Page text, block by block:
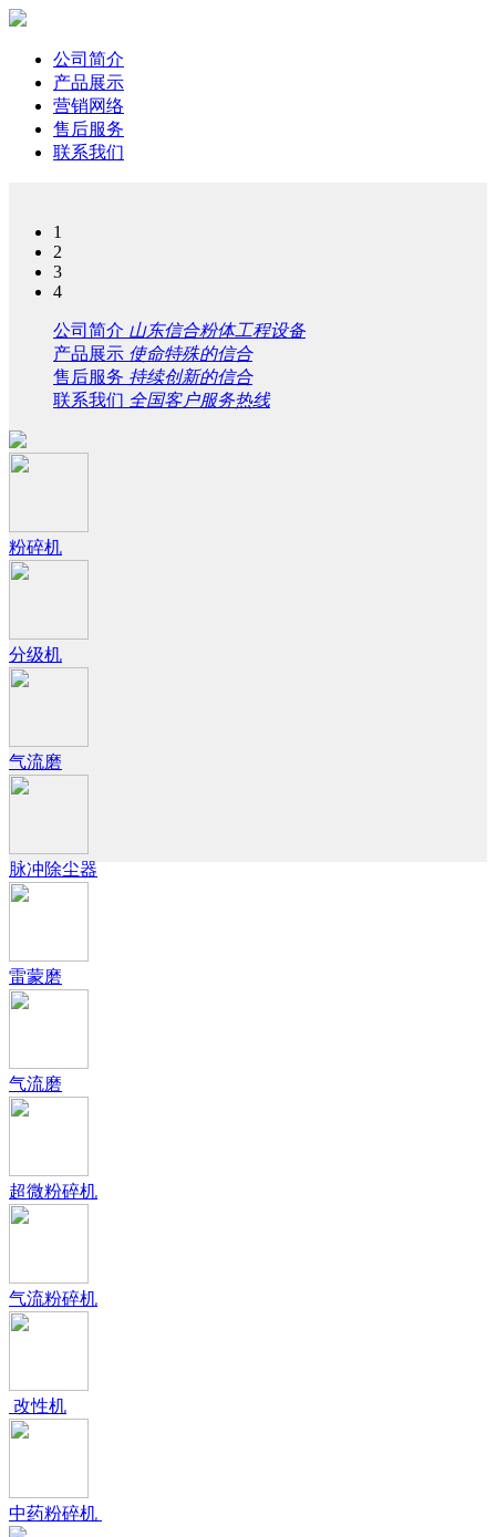
公司简介
产品展示
营销网络
售后服务
联系我们
1
2
3
4
公司简介 山东信合粉体工程设备
产品展示 使命特殊的信合
售后服务 持续创新的信合
联系我们 全国客户服务热线
粉碎机
分级机
气流磨
脉冲除尘器
雷蒙磨
气流磨
超微粉碎机
气流粉碎机
改性机
中药粉碎机